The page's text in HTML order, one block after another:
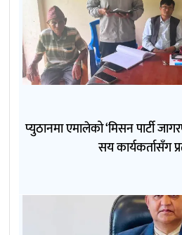
प्युठानमा एमालेको ‘मिसन पार्टी
सय कार्यकर्तासँग